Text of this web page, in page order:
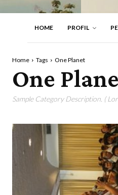
HOME PROFIL
Home Tags One Planet
One
Sample Category Description. (